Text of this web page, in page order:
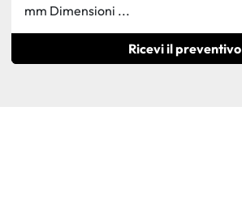
mm Dimensioni ...
Ricevi il preventivo